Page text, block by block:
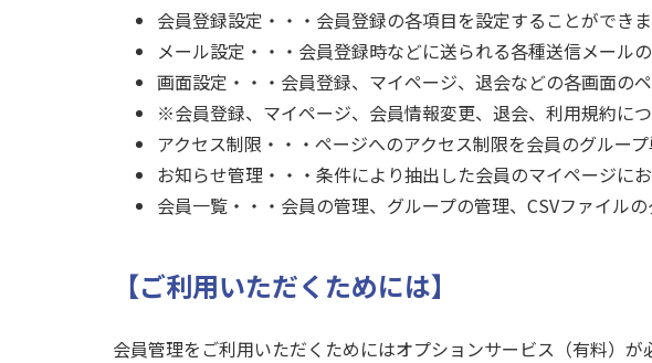
会員登録設定・・・会員登録の各項目を設定することができ
メール設定・・・会員登録時などに送られる各種送信メール
画面設定・・・会員登録、マイページ、退会などの各画面の
※会員登録、マイページ、会員情報変更、退会、利用規約に
アクセス制限・・・ページへのアクセス制限を会員のグルー
お知らせ管理・・・条件により抽出した会員のマイページに
会員一覧・・・会員の管理、グループの管理、CSVファイル
【ご利用いただくためには】
会員管理をご利用いただくためにはオプションサービス（有料）が